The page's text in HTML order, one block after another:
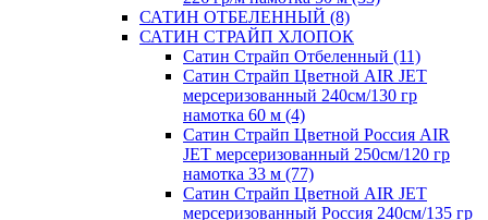
САТИН ОТБЕЛЕННЫЙ (8)
САТИН СТРАЙП ХЛОПОК
Сатин Страйп Отбеленный (11)
Сатин Страйп Цветной AIR JET
мерсеризованный 240см/130 гр
намотка 60 м (4)
Сатин Страйп Цветной Россия AIR
JET мерсеризованный 250см/120 гр
намотка 33 м (77)
Сатин Страйп Цветной AIR JET
мерсеризованный Россия 240см/135 гр